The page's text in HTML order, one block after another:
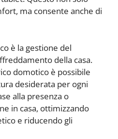
ma consente anche di
è la gestione del
della casa.
domotico è possibile
desiderata per ogni
alla presenza o
in casa, ottimizzando
e riducendo gli